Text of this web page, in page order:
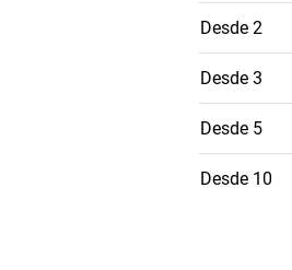
Desde 2
Desde 3
Desde 5
Desde 10